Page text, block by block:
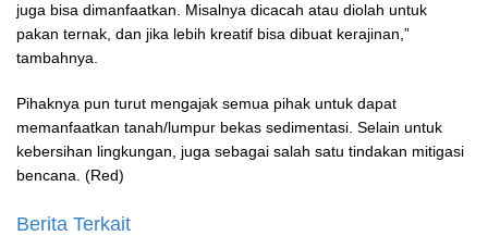
juga bisa dimanfaatkan. Misalnya dicacah atau diolah untuk
pakan ternak, dan jika lebih kreatif bisa dibuat kerajinan,”
tambahnya.
Pihaknya pun turut mengajak semua pihak untuk dapat
memanfaatkan tanah/lumpur bekas sedimentasi. Selain untuk
kebersihan lingkungan, juga sebagai salah satu tindakan mitigasi
bencana. (Red)
Berita Terkait